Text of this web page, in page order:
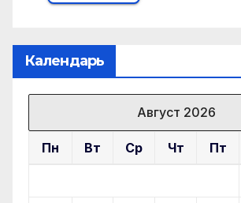
Календарь
Август 2026
Пн Вт Ср Чт Пт